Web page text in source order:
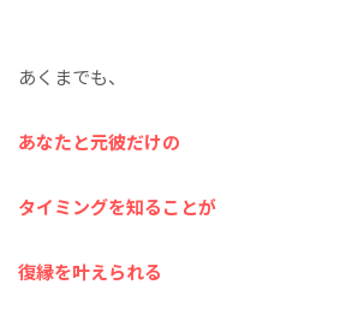
あくまでも、
あなたと元彼だけの
タイミングを知ることが
復縁を叶えられる